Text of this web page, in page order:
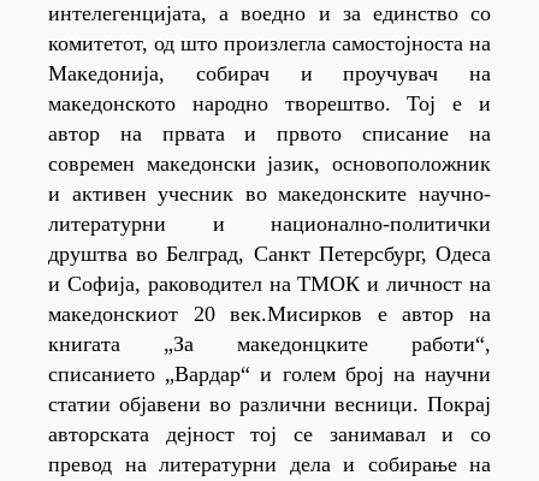
интелегенцијата, а воедно и за единство со
комитетот, од што произлегла самостојноста на
Македонија, собирач и проучувач на
македонското народно творештво. Тој е и
автор на првата и првото списание на
современ македонски јазик, основоположник
и активен учесник во македонските научно-
литературни и национално-политички
друштва во Белград, Санкт Петерсбург, Одеса
и Софија, раководител на ТМОК и личност на
македонскиот 20 век.Мисирков е автор на
книгата „За македонцките работи“,
списанието „Вардар“ и голем број на научни
статии објавени во различни весници. Покрај
авторската дејност тој се занимавал и со
превод на литературни дела и собирање на